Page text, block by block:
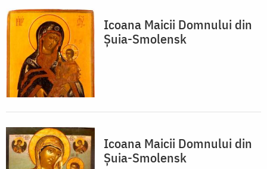
Icoana Maicii Domnului din
Șuia-Smolensk
Icoana Maicii Domnului din
Șuia-Smolensk